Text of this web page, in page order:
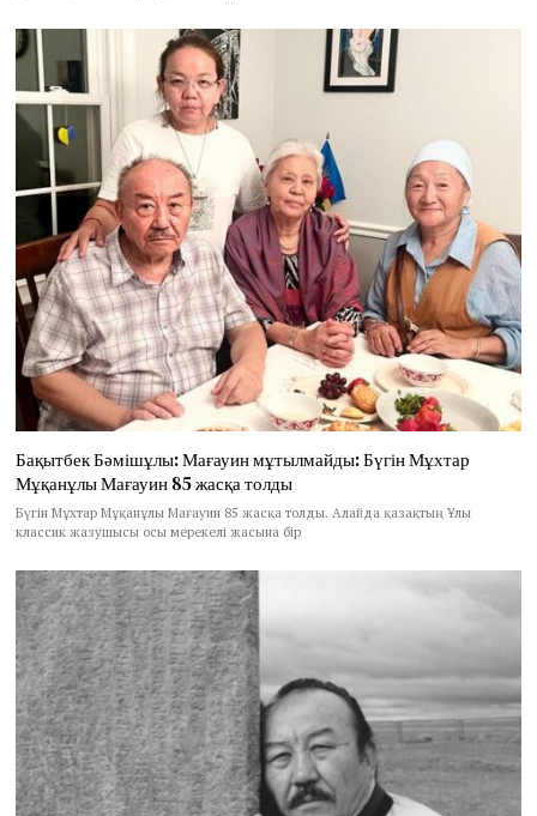
Бақытбек Бәмішұлы: Мағауин мұтылмайды: Бүгін Мұхтар
Мұқанұлы Мағауин 85 жасқа толды
Бүгін Мұхтар Мұқанұлы Мағауин 85 жасқа толды. Алайда қазақтың Ұлы
классик жазушысы осы мерекелі жасына бір